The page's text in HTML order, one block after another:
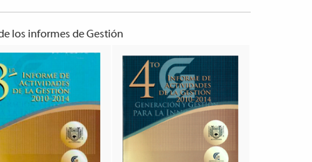
los informes de Gestión